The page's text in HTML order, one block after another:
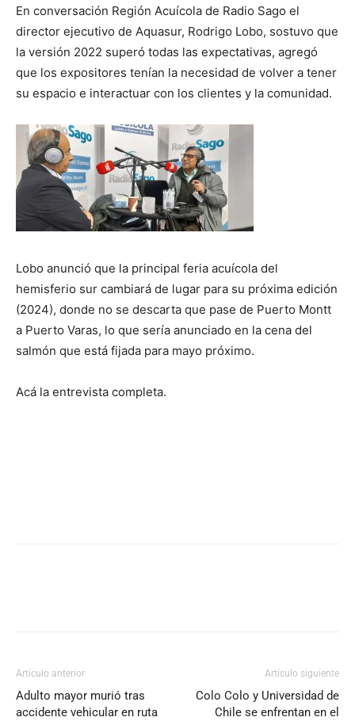
En conversación Región Acuícola de Radio Sago el
director ejecutivo de Aquasur, Rodrigo Lobo, sostuvo que
la versión 2022 superó todas las expectativas, agregó
que los expositores tenían la necesidad de volver a tener
su espacio e interactuar con los clientes y la comunidad.
Lobo anunció que la principal feria acuícola del
hemisferio sur cambiará de lugar para su próxima edición
(2024), donde no se descarta que pase de Puerto Montt
a Puerto Varas, lo que sería anunciado en la cena del
salmón que está fijada para mayo próximo.
Acá la entrevista completa.
Artículo anterior
Adulto mayor murió tras
accidente vehicular en ruta
Artículo siguiente
Colo Colo y Universidad de
Chile se enfrentan en el